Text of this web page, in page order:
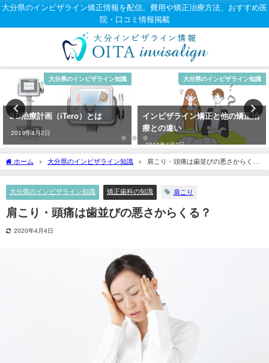
大分県のインビザライン矯正情報を配信。費用や矯正治療方法、おすすめ医
院・口コミ情報掲載
大分県のインビザライン知識
３D治療計画（iTero）とは
2019年4月2日
大分県のインビザライン知識
インビザライン矯正と他の矯正治
療との違い
2019年4月2日
ホーム 大分県のインビザライン知識
肩こり・頭痛は歯並びの悪さからく
る？
大分県のインビザライン知識 矯正歯科の知識 肩こり
肩こり・頭痛は歯並びの悪さからくる？
2020年4月4日